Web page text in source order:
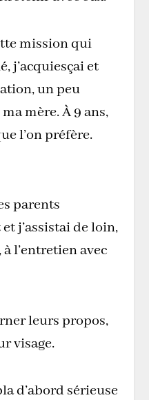
mission qui
j’acquiesçai et
un peu
mère. À 9 ans,
l’on préfère.
parents
j’assistai de loin,
à l’entretien avec
leurs propos,
visage.
d’abord sérieuse